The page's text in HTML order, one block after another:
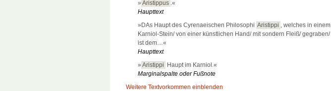
» Aristippus .«
Haupttext
»DAs Haupt des Cyrenaeischen Philosophi Aristippi
, welches in einem
Karniol-Stein/ von einer künstlichen Hand/ mit sondern Fleiß/ gegraben/
ist dem…«
Haupttext
» Aristippi Haupt im Karniol.«
Marginalspalte oder Fußnote
Weitere Textvorkommen einblenden